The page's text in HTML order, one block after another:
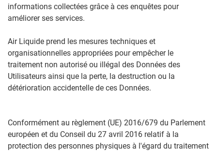
informations collectées grâce à ces enquêtes pour
améliorer ses services.
Air Liquide prend les mesures techniques et
organisationnelles appropriées pour empêcher le
traitement non autorisé ou illégal des Données des
Utilisateurs ainsi que la perte, la destruction ou la
détérioration accidentelle de ces Données.
Conformément au règlement (UE) 2016/679 du Parlement
européen et du Conseil du 27 avril 2016 relatif à la
protection des personnes physiques à l'égard du traitement